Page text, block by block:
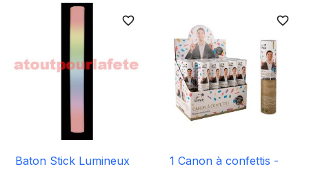
favorite_border
Baton Stick Lumineux
favorite_border
1 Canon à confettis -